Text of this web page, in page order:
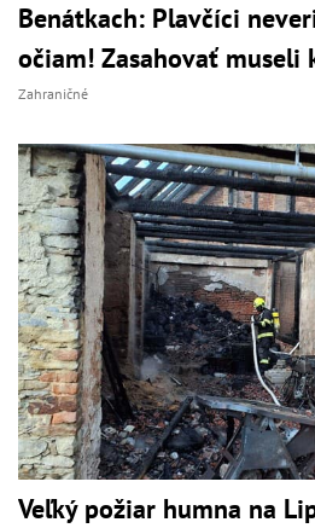
Benátkach: Plavčíci
očiam! Zasahovať museli
Zahraničné
Veľký požiar humna na